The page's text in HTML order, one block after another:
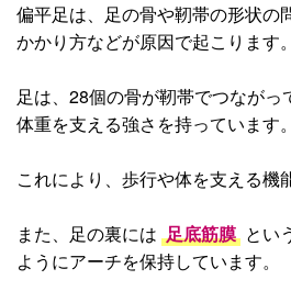
偏平足は、足の骨や靭帯の形状の
かかり方などが原因で起こります。
足は、28個の骨が靭帯でつながっ
体重を支える強さを持っています。
これにより、歩行や体を支える機
また、足の裏には 足底筋膜 とい
ようにアーチを保持しています。